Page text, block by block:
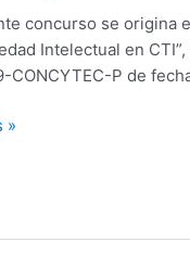
concurso se origina
Intelectual en
CONCYTEC-P de
»